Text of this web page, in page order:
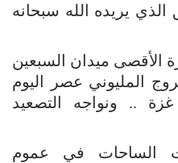
الذي يريده الله سبحانه
الأقصى ميدان السبعين
المليوني عصر اليوم
.. ونواجه التصعيد
الساحات في عموم